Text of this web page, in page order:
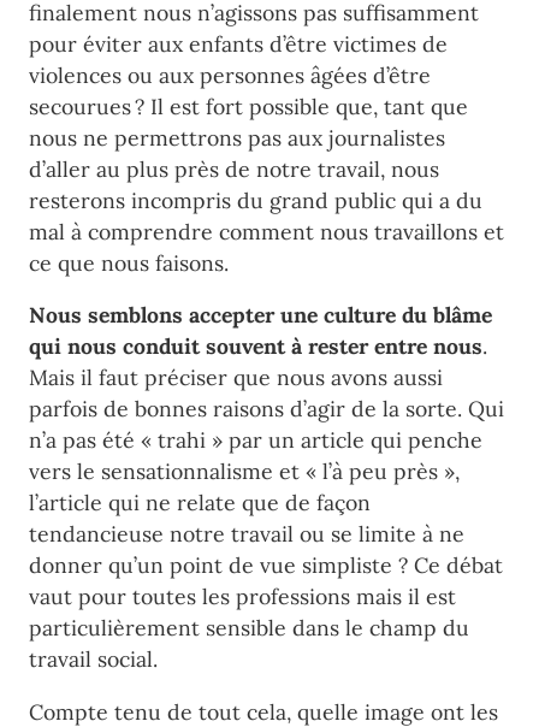
finalement nous n’agissons pas suffisamment
pour éviter aux enfants d’être victimes de
violences ou aux personnes âgées d’être
secourues ? Il est fort possible que, tant que
nous ne permettrons pas aux journalistes
d’aller au plus près de notre travail, nous
resterons incompris du grand public qui a du
mal à comprendre comment nous travaillons et
ce que nous faisons.
Nous semblons accepter une culture du blâme
qui nous conduit souvent à rester entre nous.
Mais il faut préciser que nous avons aussi
parfois de bonnes raisons d’agir de la sorte. Qui
n’a pas été « trahi » par un article qui penche
vers le sensationnalisme et « l’à peu près »,
l’article qui ne relate que de façon
tendancieuse notre travail ou se limite à ne
donner qu’un point de vue simpliste ? Ce débat
vaut pour toutes les professions mais il est
particulièrement sensible dans le champ du
travail social.
Compte tenu de tout cela, quelle image ont les